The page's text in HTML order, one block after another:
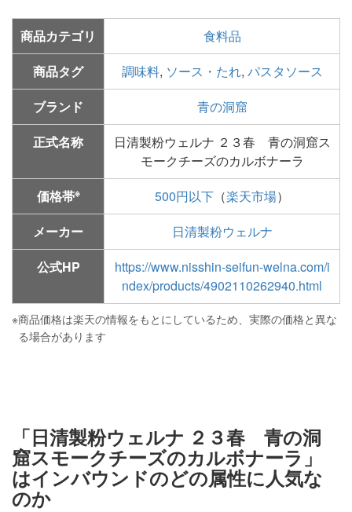
商品カテゴリ
食料品
商品タグ
調味料, ソース・たれ, パスタソース
ブランド
青の洞窟
正式名称
日清製粉ウェルナ ２３春 青の洞窟ス
モークチーズのカルボナーラ
価格帯※ 500円以下 （楽天市場）
メーカー
日清製粉ウェルナ
公式HP
https://www.nisshin-seifun-welna.com/i
ndex/products/4902110262940.html
※商品価格は楽天の情報をもとにしているため、実際の価格と異な
る場合があります
「日清製粉ウェルナ ２３春 青の洞
窟スモークチーズのカルボナーラ」
はインバウンドのどの属性に人気な
のか